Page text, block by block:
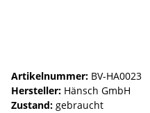
Artikelnummer: BV-HA0023
Hersteller: Hänsch GmbH
Zustand: gebraucht